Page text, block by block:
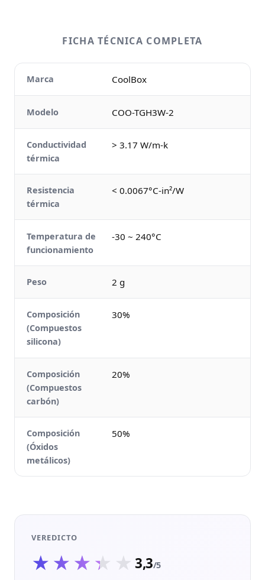
FICHA TÉCNICA COMPLETA
Marca CoolBox
Modelo COO-TGH3W-2
Conductividad
térmica
> 3.17 W/m-k
Resistencia
térmica
< 0.0067°C-in²/W
Temperatura de
funcionamiento
-30 ~ 240°C
Peso 2 g
Composición
(Compuestos
silicona)
30%
Composición
(Compuestos
carbón)
20%
Composición
(Óxidos
metálicos)
50%
VEREDICTO
★★★★★
★★★★★3,3/5